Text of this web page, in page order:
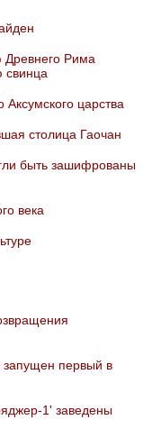
Древнего Рима
свинца
царства
столица Гаочан
быть зашифрованы
века
запущен первый в
1' заведены